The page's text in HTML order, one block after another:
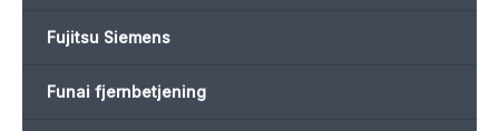
Fujitsu Siemens
Funai fjernbetjening